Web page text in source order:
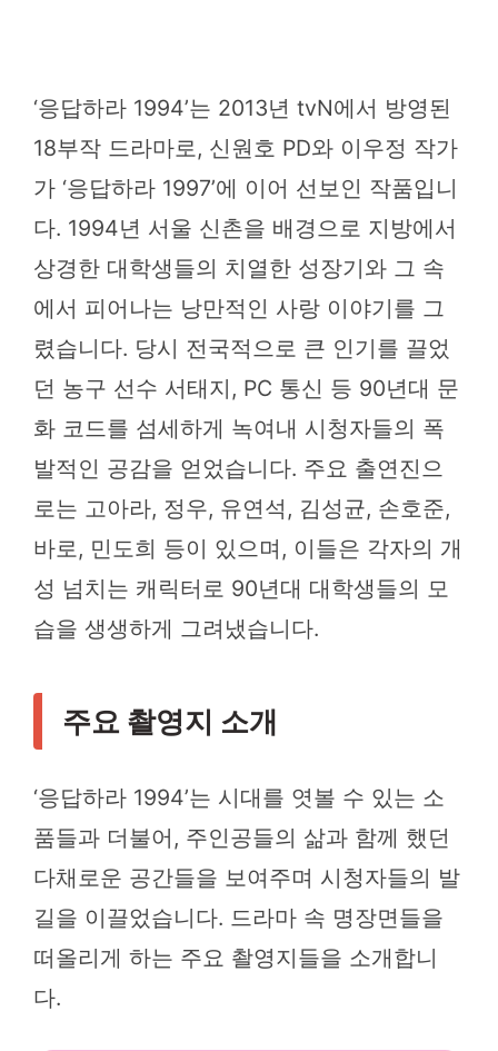
‘응답하라 1994’는 2013년 tvN에서 방영된
18부작 드라마로, 신원호 PD와 이우정 작가
가 ‘응답하라 1997’에 이어 선보인 작품입니
다. 1994년 서울 신촌을 배경으로 지방에서
상경한 대학생들의 치열한 성장기와 그 속
에서 피어나는 낭만적인 사랑 이야기를 그
렸습니다. 당시 전국적으로 큰 인기를 끌었
던 농구 선수 서태지, PC 통신 등 90년대 문
화 코드를 섬세하게 녹여내 시청자들의 폭
발적인 공감을 얻었습니다. 주요 출연진으
로는 고아라, 정우, 유연석, 김성균, 손호준,
바로, 민도희 등이 있으며, 이들은 각자의 개
성 넘치는 캐릭터로 90년대 대학생들의 모
습을 생생하게 그려냈습니다.
주요 촬영지 소개
‘응답하라 1994’는 시대를 엿볼 수 있는 소
품들과 더불어, 주인공들의 삶과 함께 했던
다채로운 공간들을 보여주며 시청자들의 발
길을 이끌었습니다. 드라마 속 명장면들을
떠올리게 하는 주요 촬영지들을 소개합니
다.